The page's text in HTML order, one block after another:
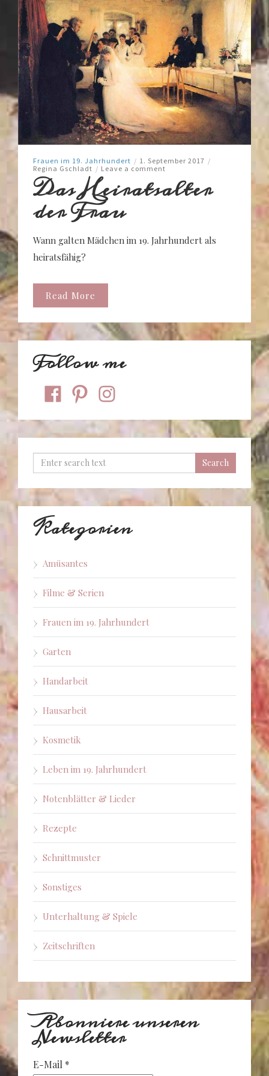
Frauen im 19. Jahrhundert / 1. September 2017 /
Regina Gschladt / Leave a comment
Das Heiratsalter
der Frau
Wann galten Mädchen im 19. Jahrhundert als
heiratsfähig?
Read More
Follow me
facebookpinterestinstagram
Kategorien
Amüsantes
Filme & Serien
Frauen im 19. Jahrhundert
Garten
Handarbeit
Hausarbeit
Kosmetik
Leben im 19. Jahrhundert
Notenblätter & Lieder
Rezepte
Schnittmuster
Sonstiges
Unterhaltung & Spiele
Zeitschriften
Abonniere unseren
Newsletter
E-Mail *